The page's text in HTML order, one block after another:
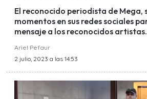
El reconocido periodista de Mega,
momentos en sus redes sociales
mensaje a los reconocidos artistas.
Ariel Pefaur
2 julio, 2023 a las 14:53